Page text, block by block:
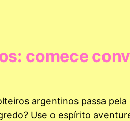
comece
argentinos passa
Use o espírito